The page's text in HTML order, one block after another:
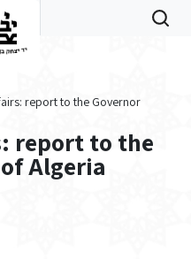
report to the Governor
report to the
Algeria